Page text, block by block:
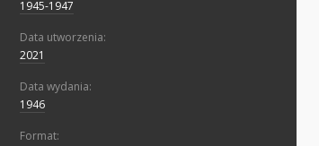
1945-1947
Data utworzenia:
2021
Data wydania:
1946
Format: